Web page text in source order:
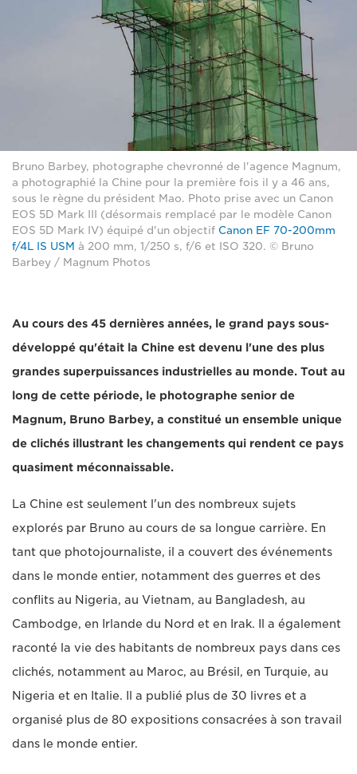
Bruno Barbey, photographe chevronné de l'agence Magnum,
a photographié la Chine pour la première fois il y a 46 ans,
sous le règne du président Mao. Photo prise avec un Canon
EOS 5D Mark III (désormais remplacé par le modèle Canon
EOS 5D Mark IV) équipé d'un objectif Canon EF 70-200mm
f/4L IS USM à 200 mm, 1/250 s, f/6 et ISO 320. © Bruno
Barbey / Magnum Photos
Au cours des 45 dernières années, le grand pays sous-
développé qu'était la Chine est devenu l'une des plus
grandes superpuissances industrielles au monde. Tout au
long de cette période, le photographe senior de
Magnum, Bruno Barbey, a constitué un ensemble unique
de clichés illustrant les changements qui rendent ce pays
quasiment méconnaissable.
La Chine est seulement l'un des nombreux sujets
explorés par Bruno au cours de sa longue carrière. En
tant que photojournaliste, il a couvert des événements
dans le monde entier, notamment des guerres et des
conflits au Nigeria, au Vietnam, au Bangladesh, au
Cambodge, en Irlande du Nord et en Irak. Il a également
raconté la vie des habitants de nombreux pays dans ces
clichés, notamment au Maroc, au Brésil, en Turquie, au
Nigeria et en Italie. Il a publié plus de 30 livres et a
organisé plus de 80 expositions consacrées à son travail
dans le monde entier.